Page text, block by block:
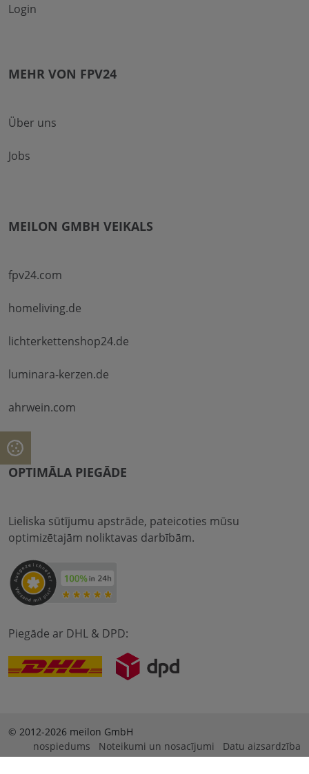
Login
MEHR VON FPV24
Über uns
Jobs
MEILON GMBH VEIKALS
fpv24.com
homeliving.de
lichterkettenshop24.de
luminara-kerzen.de
ahrwein.com
OPTIMĀLA PIEGĀDE
Lieliska sūtījumu apstrāde, pateicoties mūsu
optimizētajām noliktavas darbībām.
Piegāde ar DHL & DPD:
© 2012-2026 meilon GmbH
nospiedums
Noteikumi un nosacījumi Datu aizsardzība